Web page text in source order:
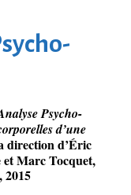
Psycho-
d’une
direction d’Éric
Marc Tocquet,
2015